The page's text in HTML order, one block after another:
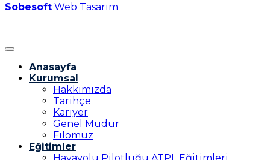
Sobesoft Web Tasarım
Anasayfa
Kurumsal
Hakkımızda
Tarihçe
Kariyer
Genel Müdür
Filomuz
Eğitimler